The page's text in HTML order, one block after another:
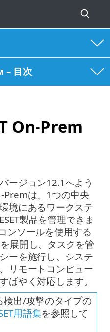
– 目次
On-Prem
ージョン12.1へよう
Premは、1つの中央
境にあるワークステ
製品を管理できま
ンソールを使用する
展開し、タスクを管
ーを施行し、システ
リモートコンピュー
ばやく対応します。
検出/攻撃のタイプの
用語集を参照して